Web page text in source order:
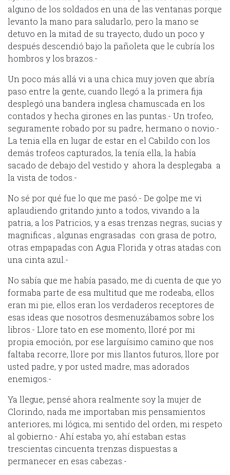
alguno de los soldados en una de las ventanas porque
levanto la mano para saludarlo, pero la mano se
detuvo en la mitad de su trayecto, dudo un poco y
después descendió bajo la pañoleta que le cubría los
hombros y los brazos.-
Un poco más allá vi a una chica muy joven que abría
paso entre la gente, cuando llegó a la primera fija
desplegó una bandera inglesa chamuscada en los
contados y hecha girones en las puntas.- Un trofeo,
seguramente robado por su padre, hermano o novio.-
La tenia ella en lugar de estar en el Cabildo con los
demás trofeos capturados, la tenía ella, la había
sacado de debajo del vestido y ahora la desplegaba a
la vista de todos.-
No sé por qué fue lo que me pasó.- De golpe me vi
aplaudiendo gritando junto a todos, vivando a la
patria, a los Patricios, y a esas trenzas negras, sucias y
magnificas , algunas engrasadas con grasa de potro,
otras empapadas con Agua Florida y otras atadas con
una cinta azul.-
No sabía que me había pasado, me di cuenta de que yo
formaba parte de esa multitud que me rodeaba, ellos
eran mi pie, ellos eran los verdaderos receptores de
esas ideas que nosotros desmenuzábamos sobre los
libros.- Llore tato en ese momento, lloré por mi
propia emoción, por ese larguísimo camino que nos
faltaba recorre, llore por mis llantos futuros, llore por
usted padre, y por usted madre, mas adorados
enemigos.-
Ya llegue, pensé ahora realmente soy la mujer de
Clorindo, nada me importaban mis pensamientos
anteriores, mi lógica, mi sentido del orden, mi respeto
al gobierno.- Ahí estaba yo, ahí estaban estas
trescientas cincuenta trenzas dispuestas a
permanecer en esas cabezas.-